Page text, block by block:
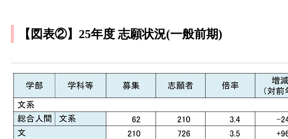
【図表②】25年度 志願状況(一般前期)